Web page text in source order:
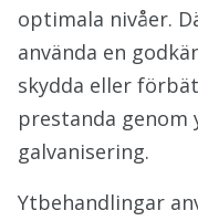
optimala nivåer.
använda en
skydda eller
prestanda
galvanisering.
Ytbehandlingar